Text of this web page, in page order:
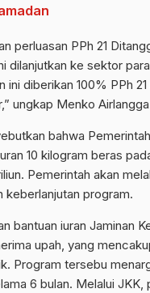
perluasan PPh 21
dilanjutkan ke sektor
diberikan 100% PPh
ungkap Menko
bahwa
10 kilogram beras
Pemerintah akan
keberlanjutan program.
bantuan iuran Jaminan
upah, yang
Program tersebu
6 bulan. Melalui